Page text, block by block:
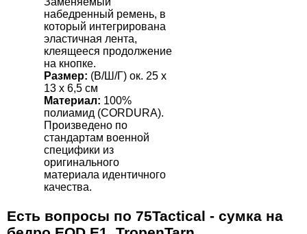
набедренный ремень, в
который интегрирована
эластичная лента,
клеящееся продолжение
на кнопке.
Размер: (В/Ш/Г) ок. 25 х
13 х 6,5 см
Материал: 100%
полиамид (СORDURA).
Произведено по
стандартам военной
специфики из
оригинального
материала идентичного
качества.
Есть вопросы по 75Tactical - cумка на